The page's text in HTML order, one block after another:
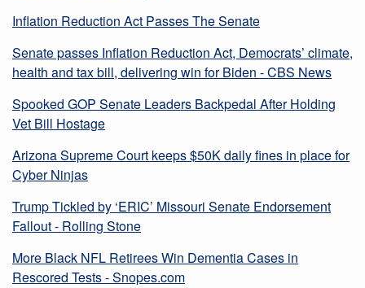
Inflation Reduction Act Passes The Senate
Senate passes Inflation Reduction Act, Democrats’ climate,
health and tax bill, delivering win for Biden - CBS News
Spooked GOP Senate Leaders Backpedal After Holding
Vet Bill Hostage
Arizona Supreme Court keeps $50K daily fines in place for
Cyber Ninjas
Trump Tickled by ‘ERIC’ Missouri Senate Endorsement
Fallout - Rolling Stone
More Black NFL Retirees Win Dementia Cases in
Rescored Tests - Snopes.com